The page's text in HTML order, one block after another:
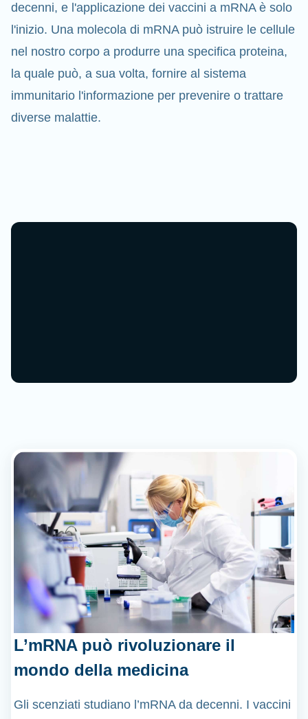
decenni, e l'applicazione dei vaccini a mRNA è solo
l'inizio. Una molecola di mRNA può istruire le cellule
nel nostro corpo a produrre una specifica proteina,
la quale può, a sua volta, fornire al sistema
immunitario l'informazione per prevenire o trattare
diverse malattie.
L’mRNA può rivoluzionare il
mondo della medicina
Gli scenziati studiano l’mRNA da decenni. I vaccini